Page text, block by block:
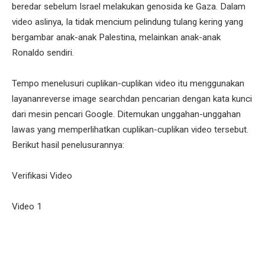
beredar sebelum Israel melakukan genosida ke Gaza. Dalam
video aslinya, Ia tidak mencium pelindung tulang kering yang
bergambar anak-anak Palestina, melainkan anak-anak
Ronaldo sendiri.
Tempo menelusuri cuplikan-cuplikan video itu menggunakan
layananreverse image searchdan pencarian dengan kata kunci
dari mesin pencari Google. Ditemukan unggahan-unggahan
lawas yang memperlihatkan cuplikan-cuplikan video tersebut.
Berikut hasil penelusurannya:
Verifikasi Video
Video 1